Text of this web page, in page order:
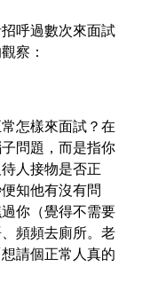
呼過數次來面試
察：
怎樣來面試？在
問題，而是指你
人接物是否正
知他有沒有問
你（覺得不需要
頻頻去廁所。老
請個正常人真的